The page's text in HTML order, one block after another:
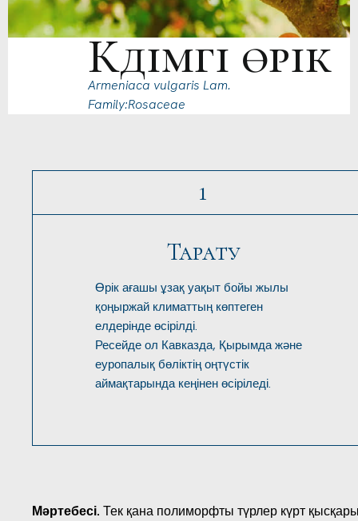
Кәдімгі өрік
Armeniaca vulgaris Lam.
Family:Rosaceae
1
Тарату
Өрік ағашы ұзақ уақыт бойы жылы
қоңыржай климаттың көптеген
елдерінде өсірілді.
Ресейде ол Кавказда, Қырымда және
еуропалық бөліктің оңтүстік
аймақтарында кеңінен өсіріледі.
Мәртебесі. Тек қана полиморфты түрлер күрт